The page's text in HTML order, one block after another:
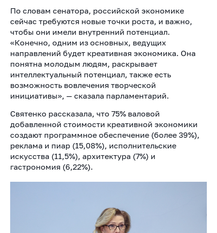
По словам сенатора, российской экономике
сейчас требуются новые точки роста, и важно,
чтобы они имели внутренний потенциал.
«Конечно, одним из основных, ведущих
направлений будет креативная экономика. Она
понятна молодым людям, раскрывает
интеллектуальный потенциал, также есть
возможность вовлечения творческой
инициативы», — сказала парламентарий.
Святенко рассказала, что 75% валовой
добавленной стоимости креативной экономики
создают программное обеспечение (более 39%),
реклама и пиар (15,08%), исполнительские
искусства (11,5%), архитектура (7%) и
гастрономия (6,22%).